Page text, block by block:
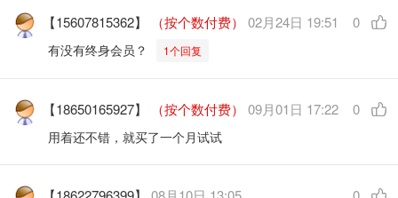
【15607815362】 （按个数付费） 02月24日 19:51 0
有没有终身会员？ 1个回复
【18650165927】 （按个数付费） 09月01日 17:22 0
用着还不错，就买了一个月试试